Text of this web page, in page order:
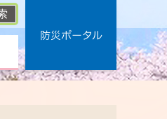
防災ポータル